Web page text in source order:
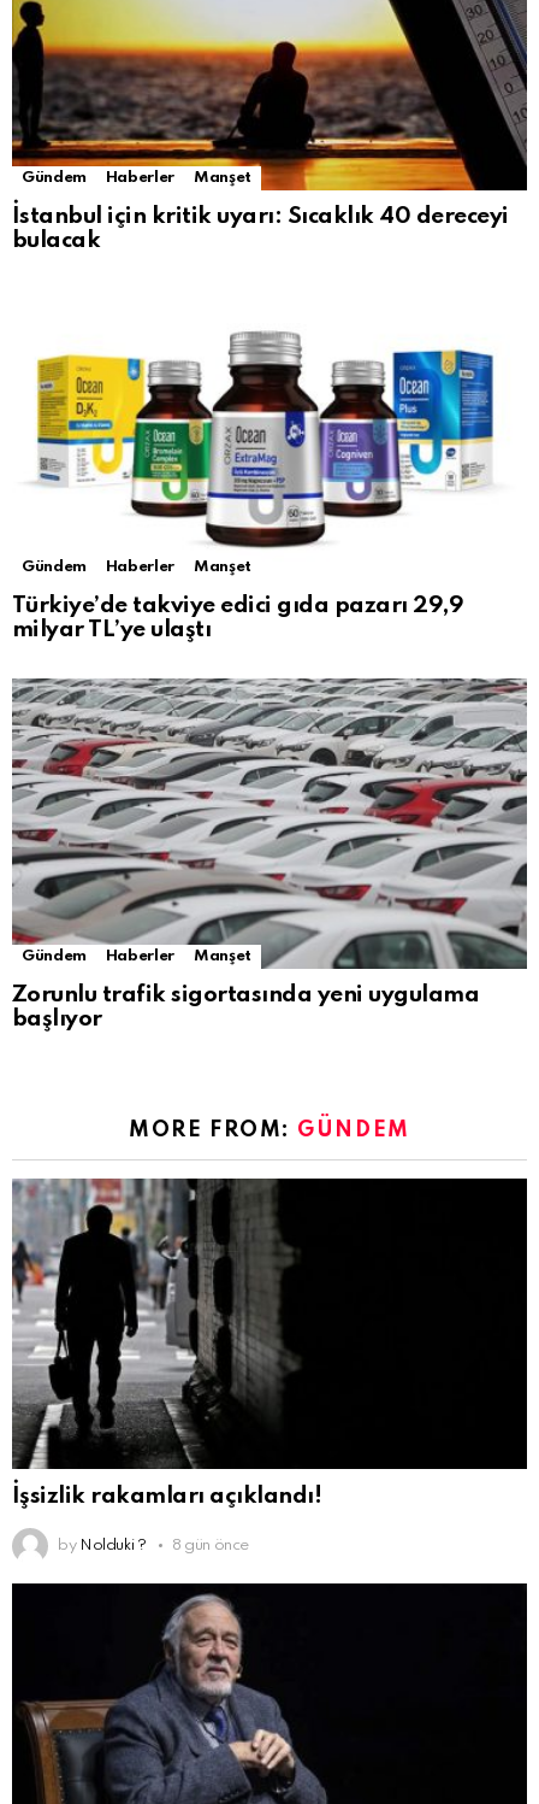
Gündem Haberler Manşet
İstanbul için kritik uyarı: Sıcaklık 40 dereceyi
bulacak
Gündem Haberler Manşet
Türkiye’de takviye edici gıda pazarı 29,9
milyar TL’ye ulaştı
Gündem Haberler Manşet
Zorunlu trafik sigortasında yeni uygulama
başlıyor
MORE FROM: GÜNDEM
İşsizlik rakamları açıklandı!
by Nolduki ? 8 gün önce